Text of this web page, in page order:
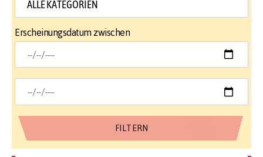
Erscheinungsdatum zwischen